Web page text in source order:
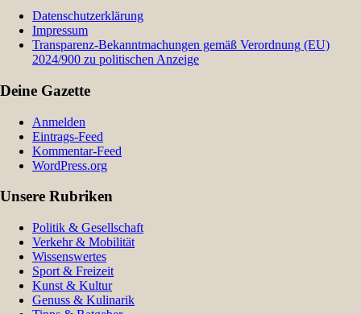
Datenschutzerklärung
Impressum
Transparenz-Bekanntmachungen gemäß Verordnung (EU)
2024/900 zu politischen Anzeige
Deine Gazette
Anmelden
Eintrags-Feed
Kommentar-Feed
WordPress.org
Unsere Rubriken
Politik & Gesellschaft
Verkehr & Mobilität
Wissenswertes
Sport & Freizeit
Kunst & Kultur
Genuss & Kulinarik